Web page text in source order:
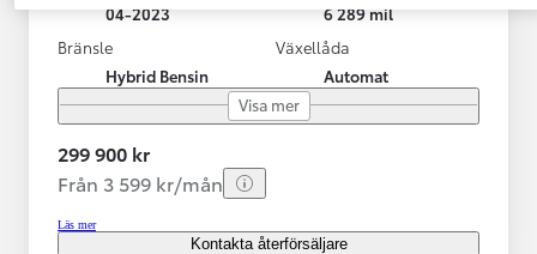
04-2023
6 289 mil
Bränsle
Hybrid Bensin
Växellåda
Automat
Visa mer
299 900 kr
Från 3 599 kr/mån
Läs mer
Kontakta återförsäljare